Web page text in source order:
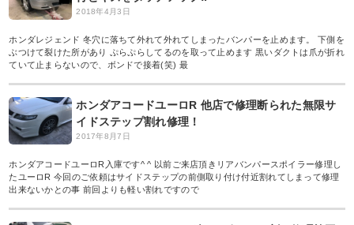
2018年4月3日
ホンダレジェンド 冬穴に落ちて外れて外れてしまったバンパーを止めます。 下側を
ぶつけて裂けた所があり ぷらぷらしてるのを取って止めます 黒いダクトは爪が折れ
ていて止まらないので、ボンドで接着(笑) 最
ホンダアコードユーロR 他店で修理断られた無限サ
イドステップ割れ修理！
2017年8月7日
ホンダアコードユーロR入庫です^ ^ 以前ご来店頂きリアバンパースポイラー修理し
たユーロR 今回のご依頼はサイドステップの前側取り付け付近割れてしまって修理
出来ないかとの事 前回よりも軽い割れですので